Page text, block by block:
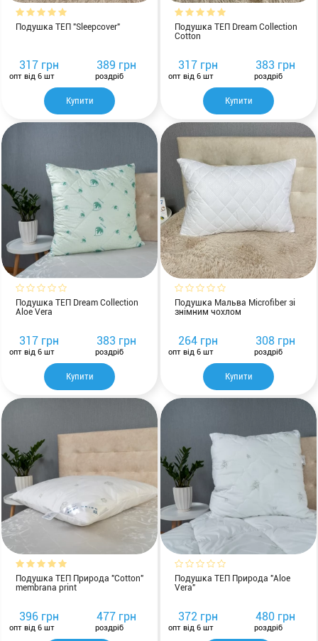
Подушка ТЕП "Sleepcover"
Купити
317 грн
опт від 6 шт
389 грн
роздріб
Подушка ТЕП Dream Collection
Cotton
Купити
317 грн
опт від 6 шт
383 грн
роздріб
Подушка ТЕП Dream Collection
Aloe Vera
Купити
317 грн
опт від 6 шт
383 грн
роздріб
Подушка Мальва Microfiber зі
знімним чохлом
Купити
264 грн
опт від 6 шт
308 грн
роздріб
Подушка ТЕП Природа "Cotton"
membrana print
396 грн
опт від 6 шт
477 грн
роздріб
Подушка ТЕП Природа "Aloe
Vera"
372 грн
опт від 6 шт
480 грн
роздріб